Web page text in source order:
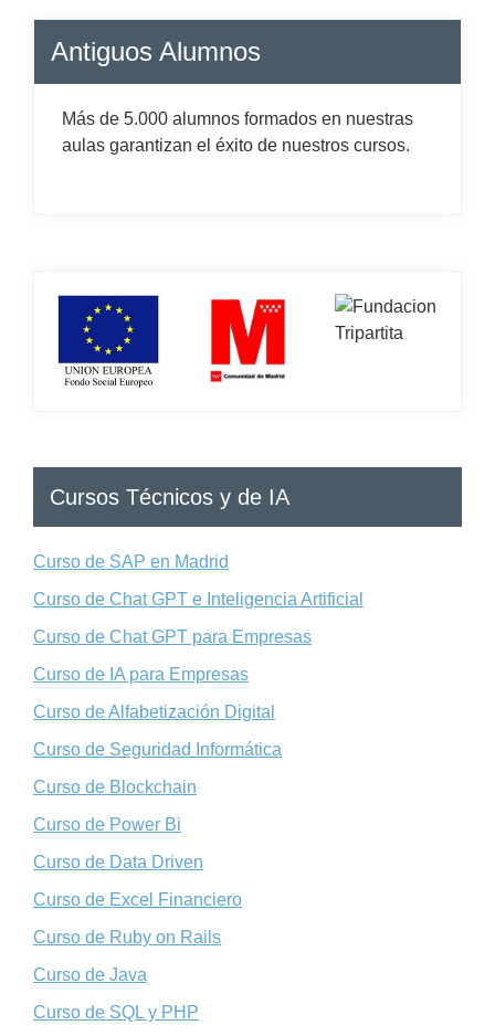
Antiguos Alumnos
Más de 5.000 alumnos formados en nuestras
aulas garantizan el éxito de nuestros cursos.
Cursos Técnicos y de IA
Curso de SAP en Madrid
Curso de Chat GPT e Inteligencia Artificial
Curso de Chat GPT para Empresas
Curso de IA para Empresas
Curso de Alfabetización Digital
Curso de Seguridad Informática
Curso de Blockchain
Curso de Power Bi
Curso de Data Driven
Curso de Excel Financiero
Curso de Ruby on Rails
Curso de Java
Curso de SQL y PHP